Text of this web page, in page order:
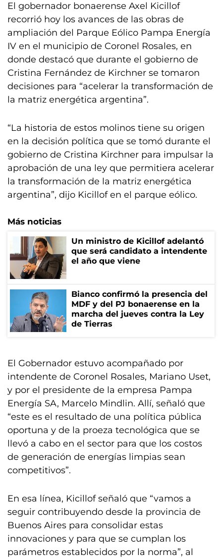
El gobernador bonaerense Axel Kicillof
recorrió hoy los avances de las obras de
ampliación del Parque Eólico Pampa Energía
IV en el municipio de Coronel Rosales, en
donde destacó que durante el gobierno de
Cristina Fernández de Kirchner se tomaron
decisiones para “acelerar la transformación de
la matriz energética argentina”.
“La historia de estos molinos tiene su origen
en la decisión política que se tomó durante el
gobierno de Cristina Kirchner para impulsar la
aprobación de una ley que permitiera acelerar
la transformación de la matriz energética
argentina”, dijo Kicillof en el parque eólico.
Más noticias
Un ministro de Kicillof adelantó
que será candidato a intendente
el año que viene
Bianco confirmó la presencia del
MDF y del PJ bonaerense en la
marcha del jueves contra la Ley
de Tierras
El Gobernador estuvo acompañado por
intendente de Coronel Rosales, Mariano Uset,
y por el presidente de la empresa Pampa
Energía SA, Marcelo Mindlin. Allí, señaló que
“este es el resultado de una política pública
oportuna y de la proeza tecnológica que se
llevó a cabo en el sector para que los costos
de generación de energías limpias sean
competitivos”.
En esa línea, Kicillof señaló que “vamos a
seguir contribuyendo desde la provincia de
Buenos Aires para consolidar estas
innovaciones y para que se cumplan los
parámetros establecidos por la norma”, al